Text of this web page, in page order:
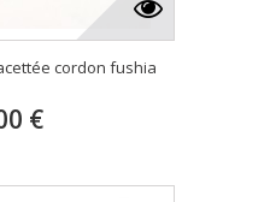
cordon fushia
€